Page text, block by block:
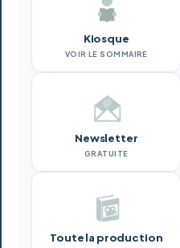
Kiosque
VOIR LE SOMMAIRE
Newsletter
GRATUITE
Toute la production